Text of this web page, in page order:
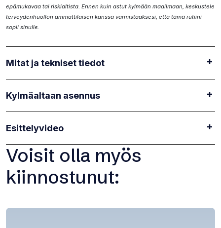
epämukavaa tai riskialtista. Ennen kuin astut kylmään maailmaan, keskustele
terveydenhuollon ammattilaisen kanssa varmistaaksesi, että tämä rutiini
sopii sinulle.
Mitat ja tekniset tiedot
Kylmäaltaan asennus
Esittelyvideo
Voisit olla myös
kiinnostunut